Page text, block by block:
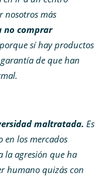
nosotros más
no comprar
sí hay productos
de que han
maltratada. Es
en los mercados
la agresión que ha
humano quizás con